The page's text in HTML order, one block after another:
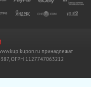
принадлежат
ОГРН 1127747063212